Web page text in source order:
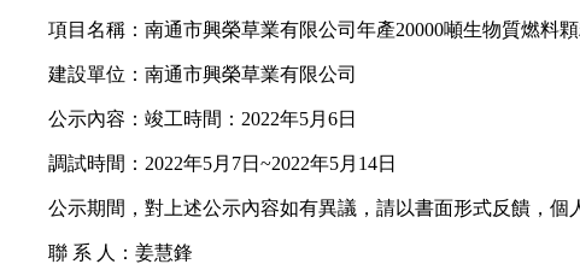
項目名稱：南通市興榮草業有限公司年產20000噸生物質燃料顆
建設單位：南通市興榮草業有限公司
公示內容：竣工時間：2022年5月6日
調試時間：2022年5月7日~2022年5月14日
公示期間，對上述公示內容如有異議，請以書面形式反饋，個
聯 系 人：姜慧鋒